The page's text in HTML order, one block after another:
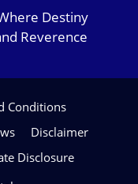
Destiny
Reverence
Conditions
Disclaimer
Disclosure